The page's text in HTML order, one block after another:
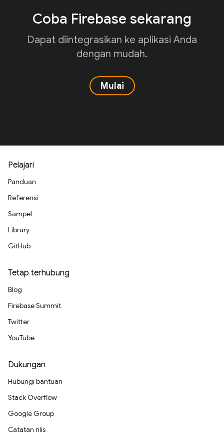
Coba Firebase sekarang
Dapat diintegrasikan ke aplikasi Anda
dengan mudah.
Mulai
Pelajari
Panduan
Referensi
Sampel
Library
GitHub
Tetap terhubung
Blog
Firebase Summit
Twitter
YouTube
Dukungan
Hubungi bantuan
Stack Overflow
Google Group
Catatan rilis